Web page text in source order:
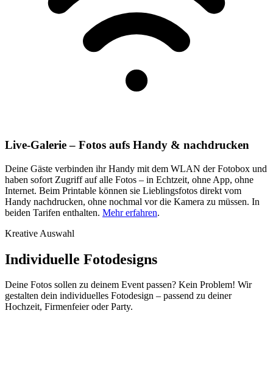
Live-Galerie – Fotos aufs Handy & nachdrucken
Deine Gäste verbinden ihr Handy mit dem WLAN der Fotobox und
haben sofort Zugriff auf alle Fotos – in Echtzeit, ohne App, ohne
Internet. Beim Printable können sie Lieblingsfotos direkt vom
Handy nachdrucken, ohne nochmal vor die Kamera zu müssen. In
beiden Tarifen enthalten. Mehr erfahren.
Kreative Auswahl
Individuelle Fotodesigns
Deine Fotos sollen zu deinem Event passen? Kein Problem! Wir
gestalten dein individuelles Fotodesign – passend zu deiner
Hochzeit, Firmenfeier oder Party.